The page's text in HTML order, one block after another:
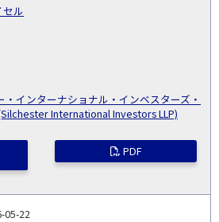
象
ル
・インターナショナル・インベスターズ・
International Investors LLP)
PDF
05-22